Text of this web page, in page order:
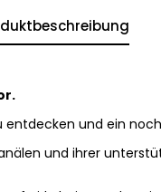
und ein
und ihrer